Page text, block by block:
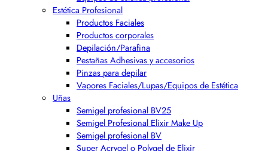
Estética Profesional
Productos Faciales
Productos corporales
Depilación/Parafina
Pestañas Adhesivas y accesorios
Pinzas para depilar
Vapores Faciales/Lupas/Equipos de Estética
Uñas
Semigel profesional BV25
Semigel Profesional Elixir Make Up
Semigel profesional BV
Super Acrygel o Polygel de Elixir